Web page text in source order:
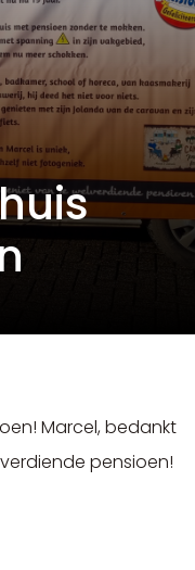
Marcel, bedankt
pensioen!